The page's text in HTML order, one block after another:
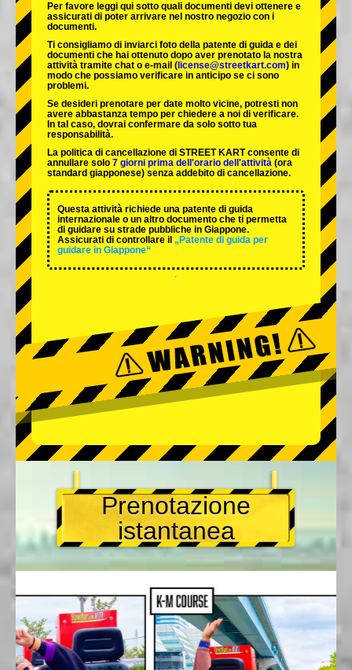
Per favore leggi qui sotto quali documenti devi ottenere e
assicurati di poter arrivare nel nostro negozio con i
documenti.
Ti consigliamo di inviarci foto della patente di guida e dei
documenti che hai ottenuto dopo aver prenotato la nostra
attività tramite chat o e-mail ( license@streetkart.com) in
modo che possiamo verificare in anticipo se ci sono
problemi.
Se desideri prenotare per date molto vicine, potresti non
avere abbastanza tempo per chiedere a noi di verificare.
In tal caso, dovrai confermare da solo sotto tua
responsabilità.
La politica di cancellazione di STREET KART consente di
annullare solo 7 giorni prima dell'orario dell'attività (ora
standard giapponese) senza addebito di cancellazione.
Questa attività richiede una patente di guida
internazionale o un altro documento che ti permetta
di guidare su strade pubbliche in Giappone.
Assicurati di controllare il „Patente di guida per
guidare in Giappone“
Prenotazione
istantanea